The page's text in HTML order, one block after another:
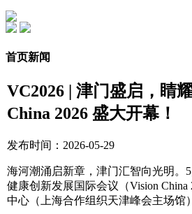
首页新闻
VC2026 | 津门盛启，睛
China 2026 盛大开幕！
发布时间：2026-05-29
海河潮涌启新章，津门汇智向光明。
健康创新发展国际会议（Vision
中心（上海合作组织天津峰会主场馆